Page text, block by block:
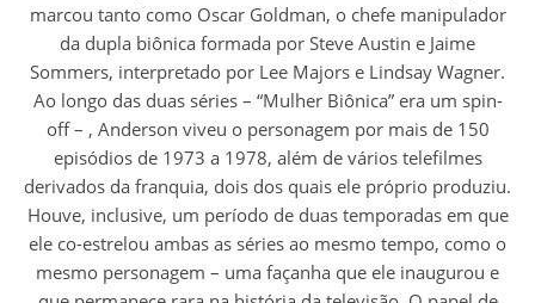
marcou tanto como Oscar Goldman, o chefe manipulador
da dupla biônica formada por Steve Austin e Jaime
Sommers, interpretado por Lee Majors e Lindsay Wagner.
Ao longo das duas séries – “Mulher Biônica” era um spin-
off – , Anderson viveu o personagem por mais de 150
episódios de 1973 a 1978, além de vários telefilmes
derivados da franquia, dois dos quais ele próprio produziu.
Houve, inclusive, um período de duas temporadas em que
ele co-estrelou ambas as séries ao mesmo tempo, como o
mesmo personagem – uma façanha que ele inaugurou e